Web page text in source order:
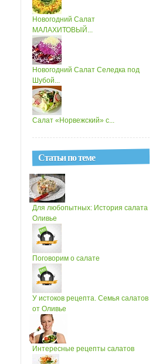
Новогодний Салат
МАЛАХИТОВЫЙ...
Новогодний Салат Селедка под
Шубой...
Салат «Норвежский» с...
Статьи по теме
Для любопытных: История салата
Оливье
Поговорим о салате
У истоков рецепта. Семья салатов
от Оливье
Интересные рецепты салатов